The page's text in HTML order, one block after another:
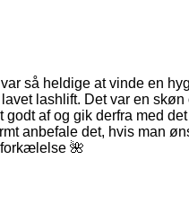
så heldige at vinde en
lashlift. Det var en skøn
godt af og gik derfra med
anbefale det, hvis man
🌺